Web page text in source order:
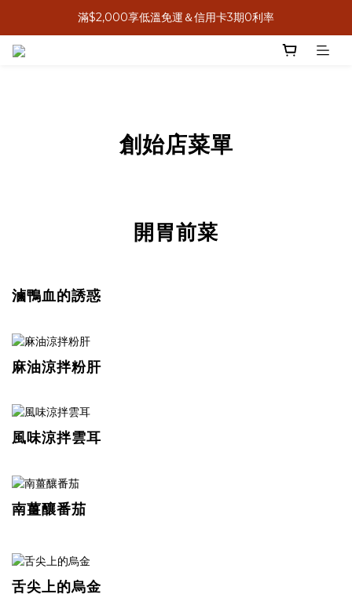
8月感恩獻心意，送禮送米其林
滿$2,000享低溫免運＆信用卡3期0利率
創始店菜單
開胃前菜
滷鴨血的誘惑
麻油涼拌粉肝
風味涼拌雲耳
南薑釀番茄
舌尖上的烏金